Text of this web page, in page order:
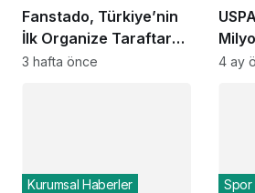
Fanstado, Türkiye’nin
İlk Organize Taraftar
Tribün Ağını Kuruyor:
3 hafta önce 4 ay
Kurumsal Haberler Spor